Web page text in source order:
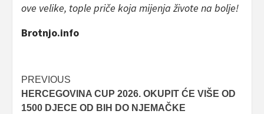
ove velike, tople priče koja mijenja živote na bolje!
Brotnjo.info
Post
navigation
PREVIOUS
HERCEGOVINA CUP 2026. OKUPIT ĆE VIŠE OD
1500 DJECE OD BIH DO NJEMAČKE